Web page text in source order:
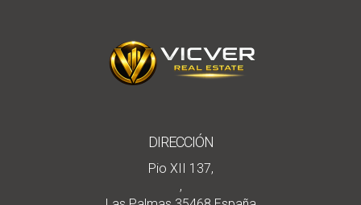
DIRECCIÓN
Pio XII 137,
,